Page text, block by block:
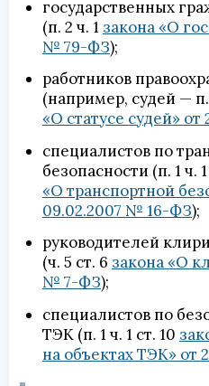
государственных
(п. 2 ч. 1 закона «О
№ 79-ФЗ);
работников
(например, судей — п.
«О статусе судей» от
специалистов по
безопасности (п. 1 ч. 1
«О транспортной
09.02.2007 № 16-ФЗ);
руководителей
(ч. 5 ст. 6 закона «О
№ 7-ФЗ);
специалистов по
ТЭК (п. 1 ч. 1 ст. 10
на объектах ТЭК» от